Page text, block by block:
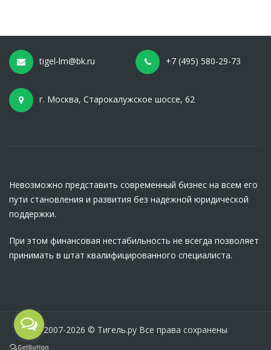
tigel-lm@bk.ru +7 (495) 580-29-73
г. Москва, Старокалужское шоссе, 62
Невозможно представить современный бизнес на всем его
пути становления и развития без надежной юридической
поддержки.
При этом финансовая нестабильность не всегда позволяет
принимать в штат квалифицированного специалиста.
2007-2026 © Тигель.ру Все права сохранены